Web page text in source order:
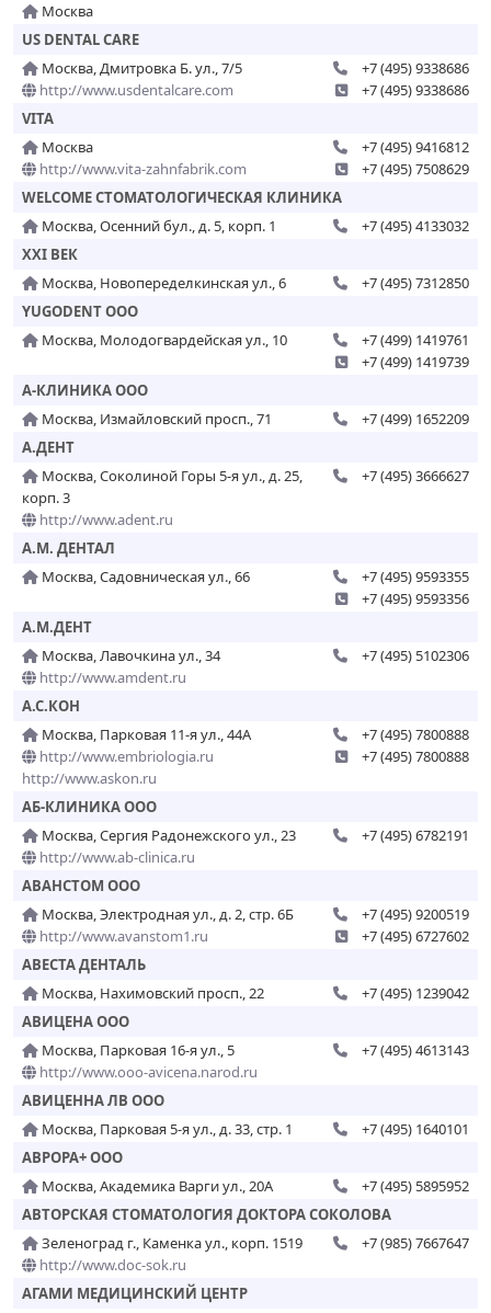
Москва
US DENTAL CARE
Москва, Дмитровка Б. ул., 7/5
http://www.usdentalcare.com
+7 (495) 9338686
+7 (495) 9338686
VITA
Москва
http://www.vita-zahnfabrik.com
+7 (495) 9416812
+7 (495) 7508629
WELCOME СТОМАТОЛОГИЧЕСКАЯ КЛИНИКА
Москва, Осенний бул., д. 5, корп. 1
+7 (495) 4133032
XXI ВЕК
Москва, Новопеределкинская ул., 6
+7 (495) 7312850
YUGODENT OOO
Москва, Молодогвардейская ул., 10
+7 (499) 1419761
+7 (499) 1419739
А-КЛИНИКА ООО
Москва, Измайловский просп., 71
+7 (499) 1652209
А.ДЕНТ
Москва, Соколиной Горы 5-я ул., д. 25,
корп. 3
http://www.adent.ru
+7 (495) 3666627
А.М. ДЕНТАЛ
Москва, Садовническая ул., 66
+7 (495) 9593355
+7 (495) 9593356
А.М.ДЕНТ
Москва, Лавочкина ул., 34
http://www.amdent.ru
+7 (495) 5102306
А.С.КОН
Москва, Парковая 11-я ул., 44А
http://www.embriologia.ru
http://www.askon.ru
+7 (495) 7800888
+7 (495) 7800888
АБ-КЛИНИКА ООО
Москва, Сергия Радонежского ул., 23
http://www.ab-clinica.ru
+7 (495) 6782191
АВАНСТОМ ООО
Москва, Электродная ул., д. 2, стр. 6Б
http://www.avanstom1.ru
+7 (495) 9200519
+7 (495) 6727602
АВЕСТА ДЕНТАЛЬ
Москва, Нахимовский просп., 22
+7 (495) 1239042
АВИЦЕНА ООО
Москва, Парковая 16-я ул., 5
http://www.ooo-avicena.narod.ru
+7 (495) 4613143
АВИЦЕННА ЛВ ООО
Москва, Парковая 5-я ул., д. 33, стр. 1
+7 (495) 1640101
АВРОРА+ ООО
Москва, Академика Варги ул., 20А
+7 (495) 5895952
АВТОРСКАЯ СТОМАТОЛОГИЯ ДОКТОРА СОКОЛОВА
Зеленоград г., Каменка ул., корп. 1519
http://www.doc-sok.ru
+7 (985) 7667647
АГАМИ МЕДИЦИНСКИЙ ЦЕНТР